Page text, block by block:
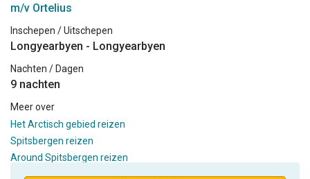
m/v Ortelius
Inschepen / Uitschepen
Longyearbyen - Longyearbyen
Nachten / Dagen
9 nachten
Meer over
Het Arctisch gebied reizen
Spitsbergen reizen
Around Spitsbergen reizen